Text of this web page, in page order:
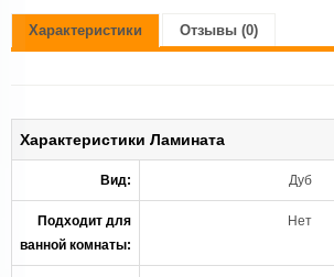
Характеристики Отзывы (0)
Характеристики Ламината
Вид: Дуб
Подходит для
ванной комнаты:
Нет